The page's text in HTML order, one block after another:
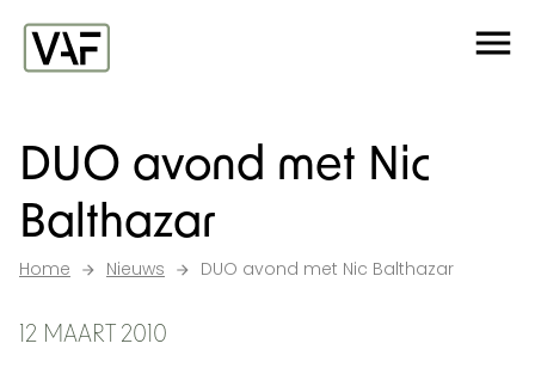
Ga verder naar de inhoud
DUO avond met Nic
Balthazar
Home Nieuws DUO avond met Nic Balthazar
12 MAART 2010